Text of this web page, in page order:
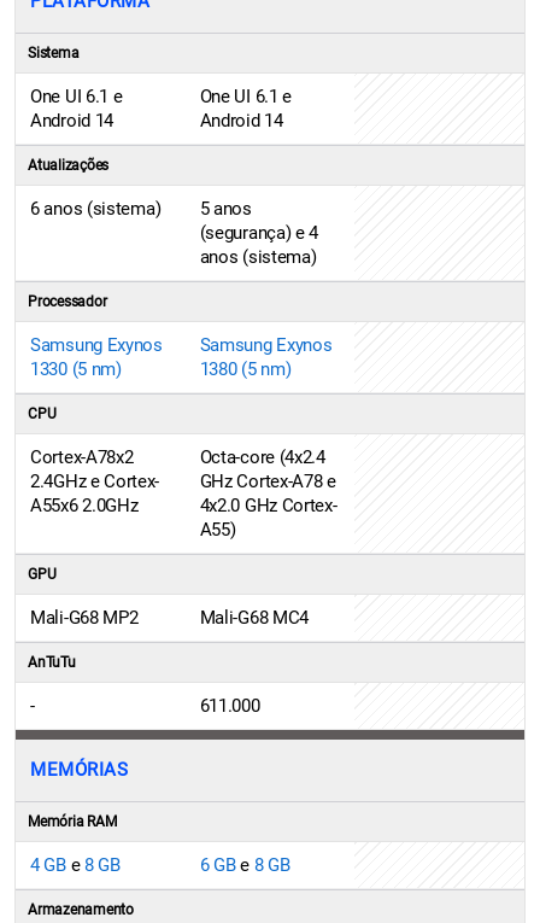
Sistema
One UI 6.1 e
Android 14
One UI 6.1 e
Android 14
Atualizações
6 anos (sistema)
5 anos
(segurança) e 4
anos (sistema)
Processador
Samsung Exynos
1330 (5 nm)
Samsung Exynos
1380 (5 nm)
CPU
Cortex-A78x2
2.4GHz e Cortex-
A55x6 2.0GHz
Octa-core (4x2.4
GHz Cortex-A78 e
4x2.0 GHz Cortex-
A55)
GPU
Mali-G68 MP2 Mali-G68 MC4
AnTuTu
- 611.000
MEMÓRIAS
Memória RAM
4 GBe 8 GB 6 GBe 8 GB
Armazenamento